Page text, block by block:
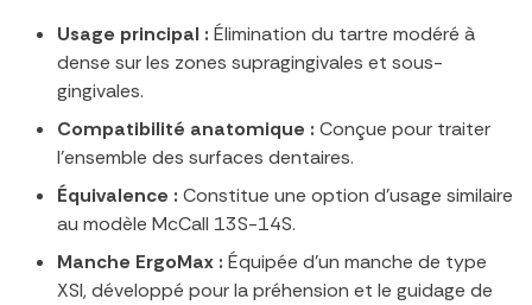
Usage principal : Élimination du tartre modéré à
dense sur les zones supragingivales et sous-
gingivales.
Compatibilité anatomique : Conçue pour traiter
l'ensemble des surfaces dentaires.
Équivalence : Constitue une option d'usage similaire
au modèle McCall 13S-14S.
Manche ErgoMax : Équipée d'un manche de type
XSI, développé pour la préhension et le guidage de